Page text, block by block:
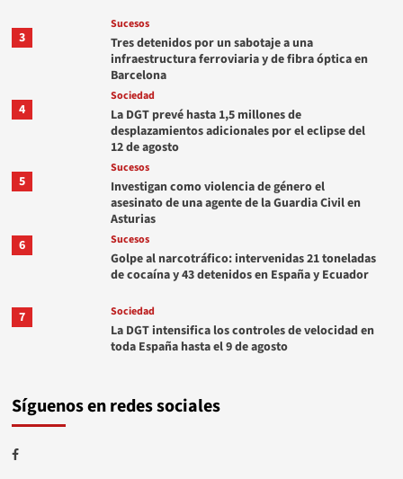
3
Sucesos
Tres detenidos por un sabotaje a una
infraestructura ferroviaria y de fibra óptica en
Barcelona
4
Sociedad
La DGT prevé hasta 1,5 millones de
desplazamientos adicionales por el eclipse del
12 de agosto
5
Sucesos
Investigan como violencia de género el
asesinato de una agente de la Guardia Civil en
Asturias
6
Sucesos
Golpe al narcotráfico: intervenidas 21 toneladas
de cocaína y 43 detenidos en España y Ecuador
7 Sociedad
La DGT intensifica los controles de velocidad en
toda España hasta el 9 de agosto
Síguenos en redes sociales
Facebook